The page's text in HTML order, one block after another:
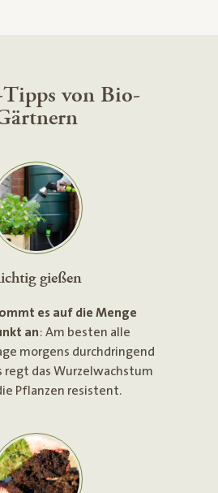
von Bio-
gießen
es auf die Menge
an: Am besten alle
morgens durchdringend
regt das Wurzelwachstum
Pflanzen resistent.